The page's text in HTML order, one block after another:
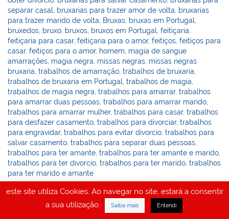
separar casal
bruxarias para trazer amor de volta
bruxarias
para trazer marido de volta
Bruxas bruxas em Portugal
bruxedos bruxo bruxos bruxos em Portugal ,feitiçaria
feitiçaria para casar,feitiçaria para o amor,feitiços ,feitiços para
casar,feitiços para o amor, homem magia de sangue
amarrações magia negra missas negras missas negras
bruxaria ,trabalhos de amarração ,trabalhos de bruxaria
trabalhos de bruxaria em Portugal ,trabalhos de magia
trabalhos de magia negra ,trabalhos para amarrar,trabalhos
para amarrar duas pessoas ,trabalhos para amarrar marido
trabalhos para amarrar mulher,trabalhos para casar,trabalhos
para desfazer casamento ,trabalhos para divorciar,trabalhos
para engravidar,trabalhos para evitar divorcio ,trabalhos para
salvar casamento ,trabalhos para separar duas pessoas
trabalhos para ter amante ,trabalhos para ter amante e marido
trabalhos para ter divorcio ,trabalhos para ter marido ,trabalhos
para ter marido e amante
Altar S. Cipriano e bruxa Évora
este site utiliza Cookies. Ao navegar no site, estará a consentir
a sua utilização.
Saiba mais . Entendi .